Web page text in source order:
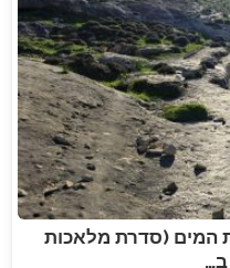
המים (סדרת מלאכות